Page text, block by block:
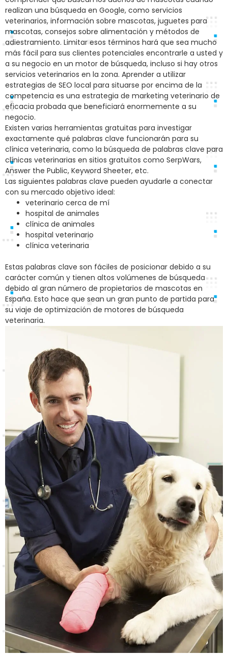
realizan una búsqueda en Google, como servicios
veterinarios, información sobre mascotas, juguetes para
mascotas, consejos sobre alimentación y métodos de
adiestramiento. Limitar esos términos hará que sea mucho
más fácil para sus clientes potenciales encontrarle a usted y
a su negocio en un motor de búsqueda, incluso si hay otros
servicios veterinarios en la zona. Aprender a utilizar
estrategias de SEO local para situarse por encima de la
competencia es una estrategia de marketing veterinario de
eficacia probada que beneficiará enormemente a su
negocio.
Existen varias herramientas gratuitas para investigar
exactamente qué palabras clave funcionarán para su
clínica veterinaria, como la búsqueda de palabras clave para
clínicas veterinarias en sitios gratuitos como SerpWars,
Answer the Public, Keyword Sheeter, etc.
Las siguientes palabras clave pueden ayudarle a conectar
con su mercado objetivo ideal:
veterinario cerca de mí
hospital de animales
clínica de animales
hospital veterinario
clínica veterinaria
Estas palabras clave son fáciles de posicionar debido a su
carácter común y tienen altos volúmenes de búsqueda
debido al gran número de propietarios de mascotas en
España. Esto hace que sean un gran punto de partida para
su viaje de optimización de motores de búsqueda
veterinaria.